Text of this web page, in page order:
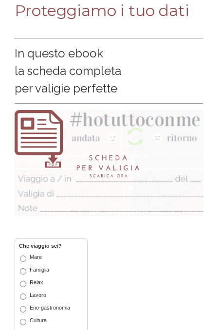
Proteggiamo i tuo dati
In questo ebook
la scheda completa
per valigie perfette
Che viaggio sei?
Mare
Famiglia
Relax
Lavoro
Eno-gastronomia
Cultura